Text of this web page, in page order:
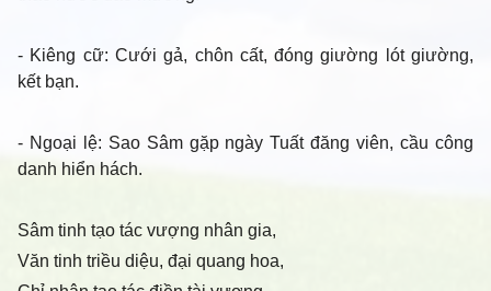
- Kiêng cữ: Cưới gả, chôn cất, đóng giường lót giường,
kết bạn.
- Ngoại lệ: Sao Sâm gặp ngày Tuất đăng viên, cầu công
danh hiển hách.
Sâm tinh tạo tác vượng nhân gia,
Văn tinh triều diệu, đại quang hoa,